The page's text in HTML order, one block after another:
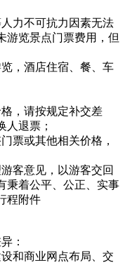
力不可抗力因素无法
游览景点门票费用，但
，酒店住宿、餐、车
，请按规定补交差
人退票；
票或其他相关价格，
客意见，以游客交回
秉着公平、公正、实事
程附件
：
和商业网点布局、交